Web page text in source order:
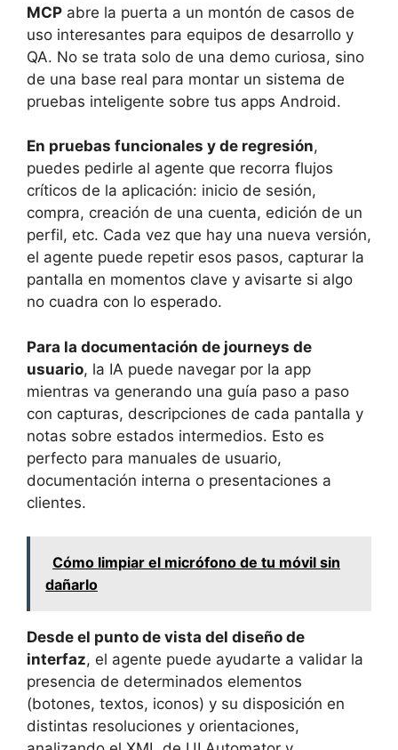
MCP abre la puerta a un montón de casos de
uso interesantes para equipos de desarrollo y
QA. No se trata solo de una demo curiosa, sino
de una base real para montar un sistema de
pruebas inteligente sobre tus apps Android.
En pruebas funcionales y de regresión,
puedes pedirle al agente que recorra flujos
críticos de la aplicación: inicio de sesión,
compra, creación de una cuenta, edición de un
perfil, etc. Cada vez que hay una nueva versión,
el agente puede repetir esos pasos, capturar la
pantalla en momentos clave y avisarte si algo
no cuadra con lo esperado.
Para la documentación de journeys de
usuario, la IA puede navegar por la app
mientras va generando una guía paso a paso
con capturas, descripciones de cada pantalla y
notas sobre estados intermedios. Esto es
perfecto para manuales de usuario,
documentación interna o presentaciones a
clientes.
Cómo limpiar el micrófono de tu móvil sin
dañarlo
Desde el punto de vista del diseño de
interfaz, el agente puede ayudarte a validar la
presencia de determinados elementos
(botones, textos, iconos) y su disposición en
distintas resoluciones y orientaciones,